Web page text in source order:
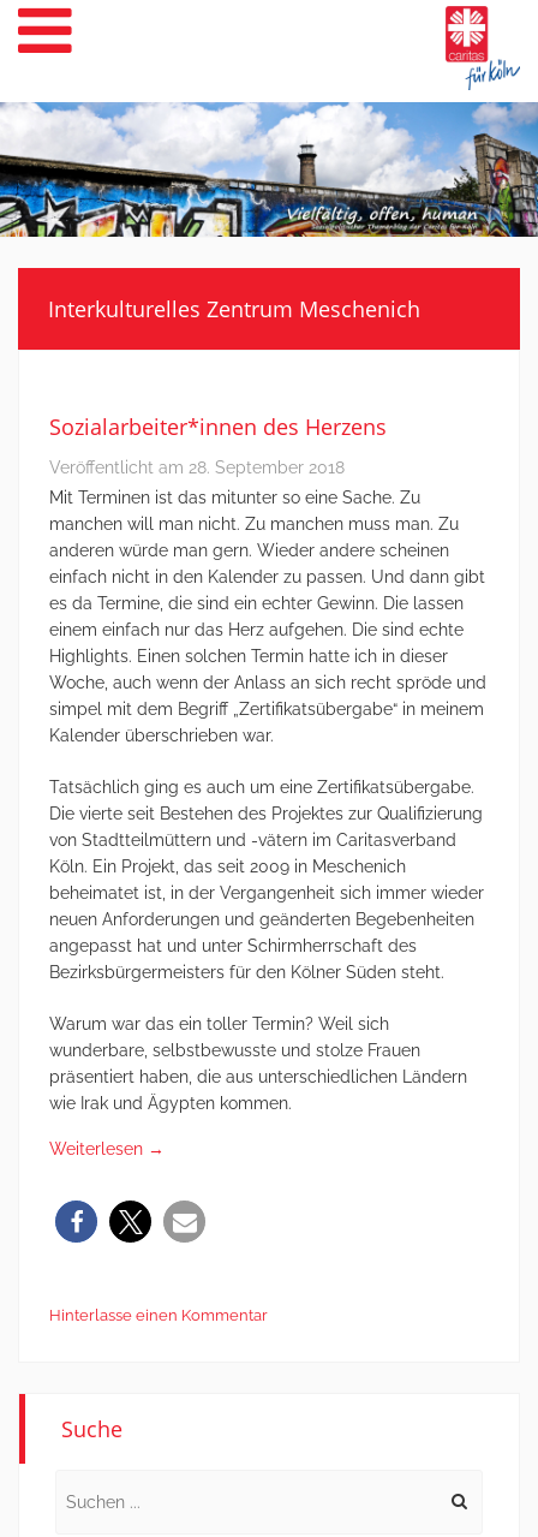
Weiter
zum
Inhalt
Interkulturelles Zentrum Meschenich
Sozialarbeiter*innen des Herzens
Veröffentlicht am 28. September 2018
Mit Terminen ist das mitunter so eine Sache. Zu
manchen will man nicht. Zu manchen muss man. Zu
anderen würde man gern. Wieder andere scheinen
einfach nicht in den Kalender zu passen. Und dann gibt
es da Termine, die sind ein echter Gewinn. Die lassen
einem einfach nur das Herz aufgehen. Die sind echte
Highlights. Einen solchen Termin hatte ich in dieser
Woche, auch wenn der Anlass an sich recht spröde und
simpel mit dem Begriff „Zertifikatsübergabe“ in meinem
Kalender überschrieben war.
Tatsächlich ging es auch um eine Zertifikatsübergabe.
Die vierte seit Bestehen des Projektes zur Qualifizierung
von Stadtteilmüttern und -vätern im Caritasverband
Köln. Ein Projekt, das seit 2009 in Meschenich
beheimatet ist, in der Vergangenheit sich immer wieder
neuen Anforderungen und geänderten Begebenheiten
angepasst hat und unter Schirmherrschaft des
Bezirksbürgermeisters für den Kölner Süden steht.
Warum war das ein toller Termin? Weil sich
wunderbare, selbstbewusste und stolze Frauen
präsentiert haben, die aus unterschiedlichen Ländern
wie Irak und Ägypten kommen.
Weiterlesen →
Hinterlasse einen Kommentar
Suche